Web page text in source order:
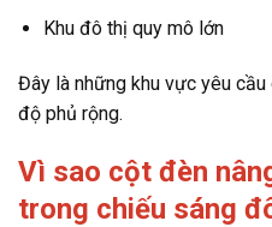
Khu đô thị quy mô lớn
Đây là những khu vực yêu
độ phủ rộng.
Vì sao cột đèn
trong chiếu sáng